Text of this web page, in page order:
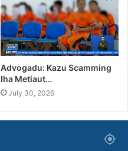
Advogadu: Kazu Scamming
Iha Metiaut…
July 30, 2026